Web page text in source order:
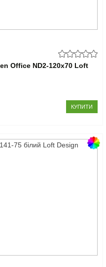
Office ND2-120х70 Loft
КУПИТИ